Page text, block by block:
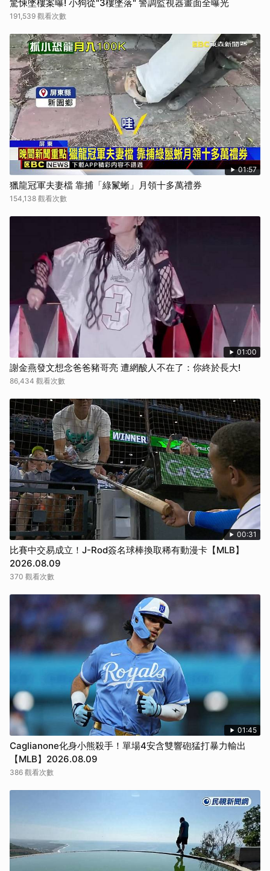
驚悚墜樓案曝! 小狗從"3樓墜落" 警調監視器畫面全曝光
191,539 觀看次數
01:57
獵龍冠軍夫妻檔 靠捕「綠鬣蜥」月領十多萬禮券
154,138 觀看次數
01:00
謝金燕發文想念爸爸豬哥亮 遭網酸人不在了：你終於長大!
86,434 觀看次數
00:31
比賽中交易成立！J-Rod簽名球棒換取稀有動漫卡【MLB】
2026.08.09
370 觀看次數
01:45
Caglianone化身小熊殺手！單場4安含雙響砲猛打暴力輸出
【MLB】2026.08.09
386 觀看次數